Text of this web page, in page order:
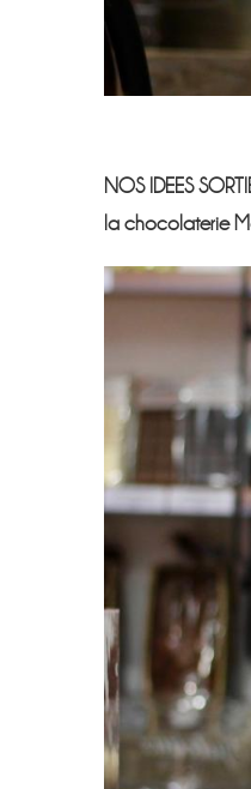
NOS IDEES
la chocolaterie